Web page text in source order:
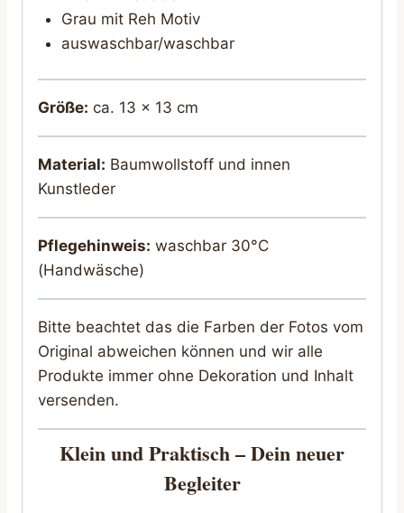
Grau mit Reh Motiv
auswaschbar/waschbar
Größe: ca. 13 x 13 cm
Material: Baumwollstoff und innen
Kunstleder
Pflegehinweis: waschbar 30°C
(Handwäsche)
Bitte beachtet das die Farben der Fotos vom
Original abweichen können und wir alle
Produkte immer ohne Dekoration und Inhalt
versenden.
Klein und Praktisch – Dein neuer
Begleiter